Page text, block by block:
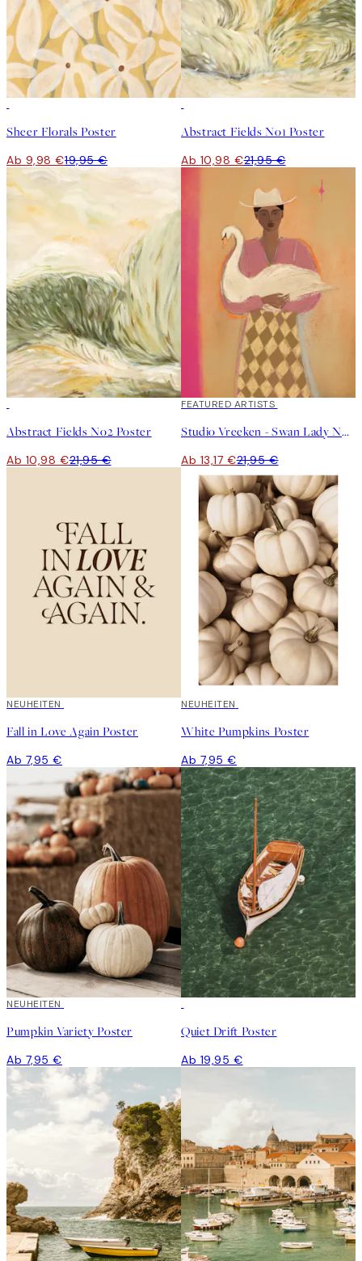
Sheer Florals Poster
Ab 9,98 €19,95 €
Abstract Fields No1 Poster
Ab 10,98 €21,95 €
Abstract Fields No2 Poster
Ab 10,98 €21,95 €
40%*
FEATURED ARTISTS
Studio Vreeken - Swan Lady No2 Poster
Ab 13,17 €21,95 €
NEUHEITEN
Fall in Love Again Poster
Ab 7,95 €
NEUHEITEN
White Pumpkins Poster
Ab 7,95 €
NEUHEITEN
Pumpkin Variety Poster
Ab 7,95 €
Quiet Drift Poster
Ab 19,95 €